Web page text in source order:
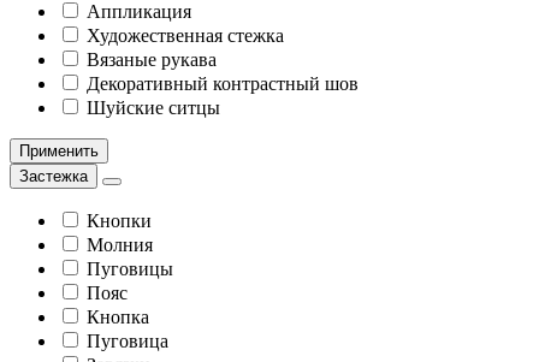
Аппликация
Художественная стежка
Вязаные рукава
Декоративный контрастный шов
Шуйские ситцы
Применить
Застежка
Кнопки
Молния
Пуговицы
Пояс
Кнопка
Пуговица